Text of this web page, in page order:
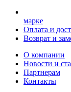
марке
Оплата и
Возврат и
О компании
Новости и
Партнерам
Контакты